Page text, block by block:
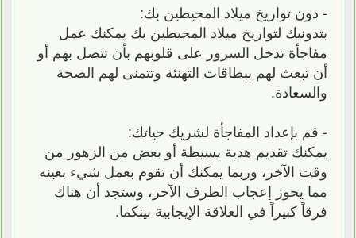
- دون تواريخ ميلاد المحيطين بك:
بتدونيك لتواريخ ميلاد المحيطين بك يمكنك عمل
مفاجأة تدخل السرور على قلوبهم بأن تتصل بهم أو
أن تبعث لهم ببطاقات التهنئة وتتمنى لهم الصحة
والسعادة.
- قم بإعداد المفاجأة لشريك حياتك:
يمكنك تقديم هدية بسيطة أو بعض من الزهور من
وقت الآخر، وربما يمكنك أن تقوم بعمل شيء بعينه
مما يحوز إعجاب الطرف الآخر، وستجد أن هناك
فرقاً كبيراً في العلاقة الإيجابية بينكما.